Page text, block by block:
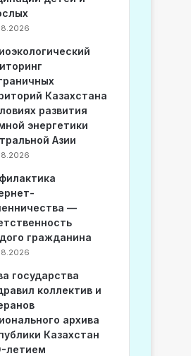
Казахстана
развития
энергетики
Азии
—
гражданина
государства
коллектив и
архива
Казахстан
летием